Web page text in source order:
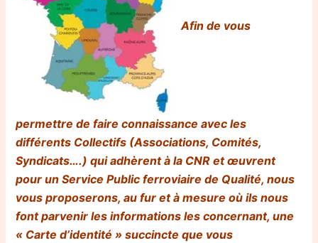
Afin de vous
permettre de faire connaissance avec les
différents Collectifs (Associations, Comités,
Syndicats….) qui adhèrent à la CNR et œuvrent
pour un Service Public ferroviaire de Qualité, nous
vous proposerons, au fur et à mesure où ils nous
font parvenir les informations les concernant, une
« Carte d’identité » succincte que vous